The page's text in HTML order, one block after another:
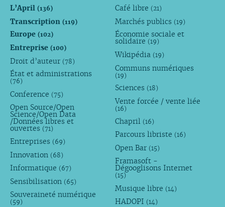
L’April (136)
Transcription (119)
Europe (102)
Entreprise (100)
Droit d’auteur (78)
État et administrations
(76)
Conference (75)
Open Source/Open
Science/Open Data
/Données libres et
ouvertes (71)
Entreprises (69)
Innovation (68)
Informatique (67)
Sensibilisation (65)
Souveraineté numérique
(59)
Café libre (21)
Marchés publics (19)
Économie sociale et
solidaire (19)
Wikipédia (19)
Communs numériques
(19)
Sciences (18)
Vente forcée / vente liée
(16)
Chapril (16)
Parcours libriste (16)
Open Bar (15)
Framasoft -
Dégooglisons Internet
(15)
Musique libre (14)
HADOPI (14)